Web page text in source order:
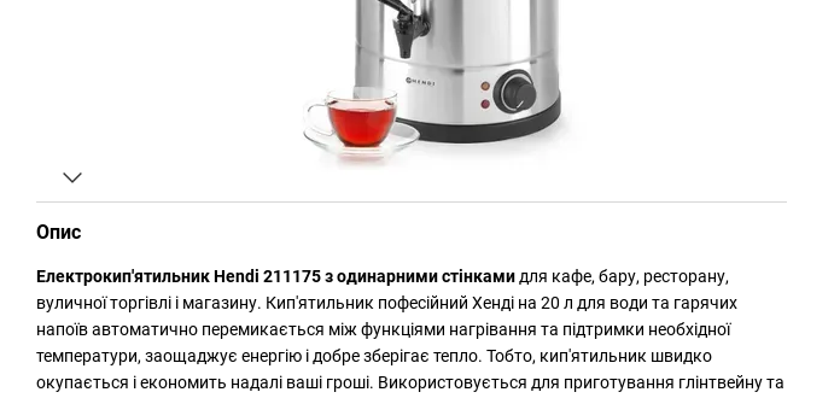
Опис
Електрокип'ятильник Hendi 211175 з одинарними стінками для кафе, бару, ресторану,
вуличної торгівлі і магазину. Кип'ятильник пофесійний Хенді на 20 л для води та гарячих
напоїв автоматично перемикається між функціями нагрівання та підтримки необхідної
температури, заощаджує енергію і добре зберігає тепло. Тобто, кип'ятильник швидко
окупається і економить надалі ваші гроші. Використовується для приготування глінтвейну та